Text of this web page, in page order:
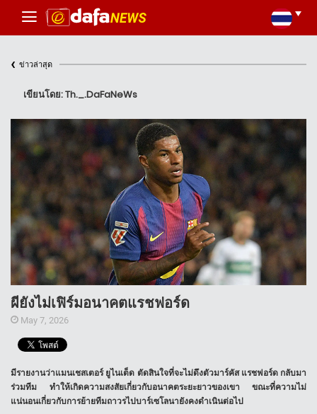
‹ ข่าวล่าสุด
เขียนโดย: Th._.DaFaNeWs
ผียังไม่เฟิร์มอนาคตแรชฟอร์ด
May 7, 2026
มีรายงานว่าแมนเชสเตอร์ ยูไนเต็ด ตัดสินใจที่จะไม่ดึงตัวมาร์คัส แรชฟอร์ด กลับมา
ร่วมทีม ทำให้เกิดความสงสัยเกี่ยวกับอนาคตระยะยาวของเขา ขณะที่ความไม่
แน่นอนเกี่ยวกับการย้ายทีมถาวรไปบาร์เซโลนายังคงดำเนินต่อไป